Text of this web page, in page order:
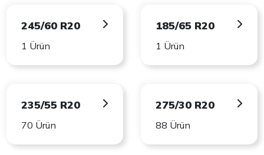
245/60 R20
1 Ürün
185/65 R20
1 Ürün
235/55 R20
70 Ürün
275/30 R20
88 Ürün